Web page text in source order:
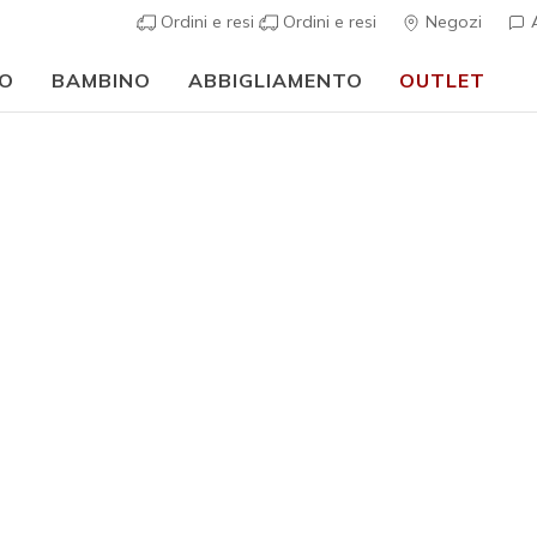
Ordini e resi Ordini e resi Negozi
BAMBINO ABBIGLIAMENTO OUTLET